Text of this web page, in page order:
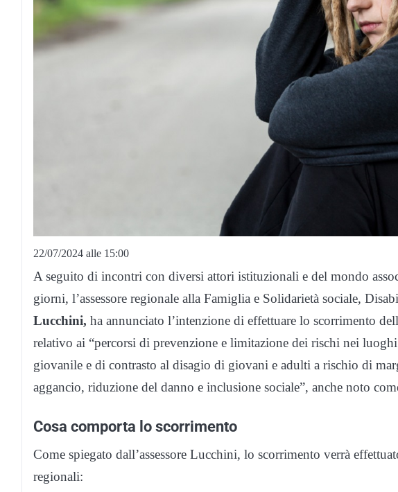
22/07/2024 alle 15:00
A seguito di incontri con diversi attori istituzionali e del mondo
giorni, l’assessore regionale alla Famiglia e Solidarietà sociale,
Lucchini, ha annunciato l’intenzione di effettuare lo scorrimento
relativo ai “percorsi di prevenzione e limitazione dei rischi nei
giovanile e di contrasto al disagio di giovani e adulti a rischio di
aggancio, riduzione del danno e inclusione sociale”, anche noto
Cosa comporta lo scorrimento
Come spiegato dall’assessore Lucchini, lo scorrimento verrà
regionali: